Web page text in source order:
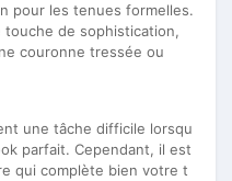
pour les tenues formelles.
touche de sophistication,
couronne tressée ou
une tâche difficile lorsqu
parfait. Cependant, il est
qui complète bien votre t